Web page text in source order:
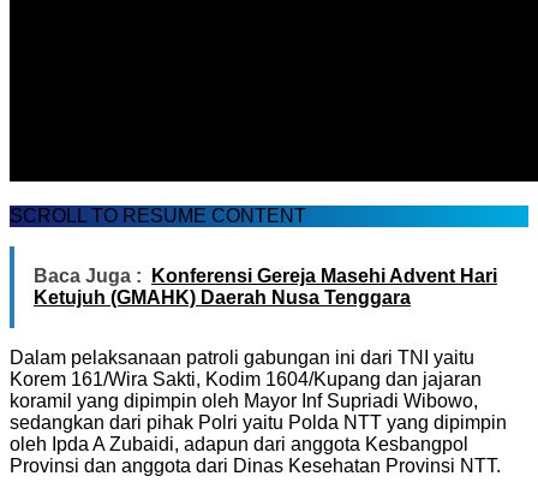
SCROLL TO RESUME CONTENT
Baca Juga :
Konferensi Gereja Masehi Advent Hari
Ketujuh (GMAHK) Daerah Nusa Tenggara
Dalam pelaksanaan patroli gabungan ini dari TNI yaitu
Korem 161/Wira Sakti, Kodim 1604/Kupang dan jajaran
koramil yang dipimpin oleh Mayor Inf Supriadi Wibowo,
sedangkan dari pihak Polri yaitu Polda NTT yang dipimpin
oleh Ipda A Zubaidi, adapun dari anggota Kesbangpol
Provinsi dan anggota dari Dinas Kesehatan Provinsi NTT.